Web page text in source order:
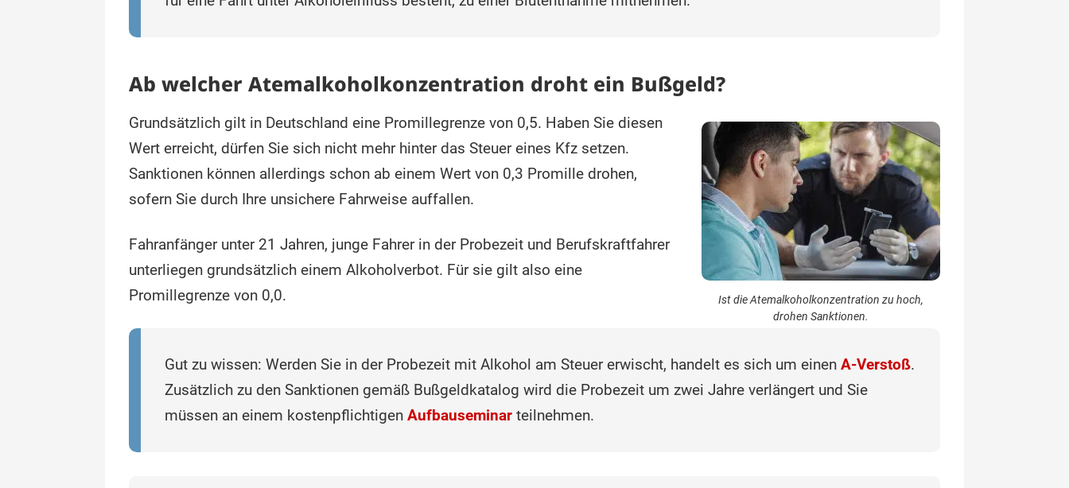
Ab welcher Atemalkoholkonzentration droht ein Bußgeld?
Ist die Atemalkoholkonzentration zu hoch,
drohen Sanktionen.
Grundsätzlich gilt in Deutschland eine Promillegrenze von 0,5. Haben Sie diesen
Wert erreicht, dürfen Sie sich nicht mehr hinter das Steuer eines Kfz setzen.
Sanktionen können allerdings schon ab einem Wert von 0,3 Promille drohen,
sofern Sie durch Ihre unsichere Fahrweise auffallen.
Fahranfänger unter 21 Jahren, junge Fahrer in der Probezeit und Berufskraftfahrer
unterliegen grundsätzlich einem Alkoholverbot. Für sie gilt also eine
Promillegrenze von 0,0.
Gut zu wissen: Werden Sie in der Probezeit mit Alkohol am Steuer erwischt, handelt es sich um einen A-Verstoß.
Zusätzlich zu den Sanktionen gemäß Bußgeldkatalog wird die Probezeit um zwei Jahre verlängert und Sie
müssen an einem kostenpflichtigen Aufbauseminar teilnehmen.